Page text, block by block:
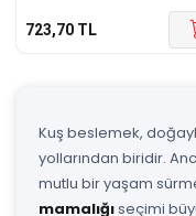
723,70 TL
Kuş beslemek,
yollarından biridir.
mutlu bir yaşam
mamalığıseçimi